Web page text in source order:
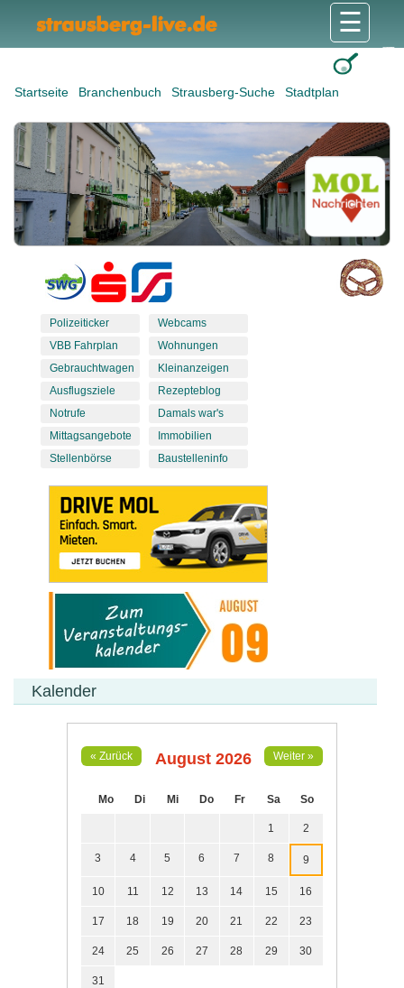
Startseite Branchenbuch Strausberg-Suche Stadtplan
☰
Polizeiticker
VBB Fahrplan
Gebrauchtwagen
Ausflugsziele
Notrufe
Mittagsangebote
Stellenbörse
Webcams
Wohnungen
Kleinanzeigen
Rezepteblog
Damals war's
Immobilien
Baustelleninfo
Kalender
« Zurück August 2026 Weiter »
Mo Di Mi Do Fr Sa So
1 2
3 4 5 6 7 8 9
10 11 12 13 14 15 16
17 18 19 20 21 22 23
24 25 26 27 28 29 30
31